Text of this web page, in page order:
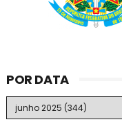
POR DATA